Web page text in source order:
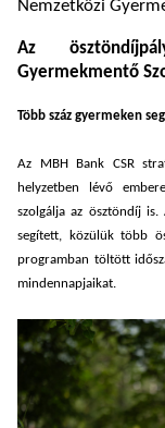
Nemzetközi
Az
Gyermekmentő
Több száz gyermeken
Az MBH Bank CSR
helyzetben lévő
szolgálja az ösztöndíj
segített, közülük több
programban töltött
mindennapjaikat.